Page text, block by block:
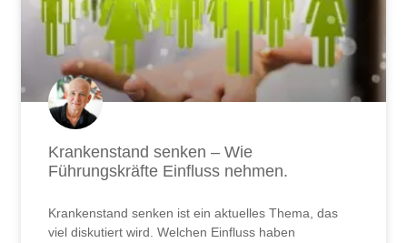
Krankenstand senken – Wie
Führungskräfte Einfluss nehmen.
Krankenstand senken ist ein aktuelles Thema, das
viel diskutiert wird. Welchen Einfluss haben